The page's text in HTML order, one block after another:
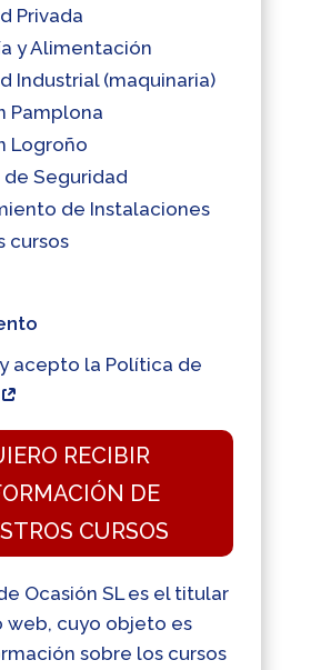
Privada
y Alimentación
Industrial (maquinaria)
Pamplona
Logroño
Seguridad
de Instalaciones
cursos
acepto la Política de
RECIBIR
DE
CURSOS
Ocasión SL es el titular
web, cuyo objeto es
sobre los cursos